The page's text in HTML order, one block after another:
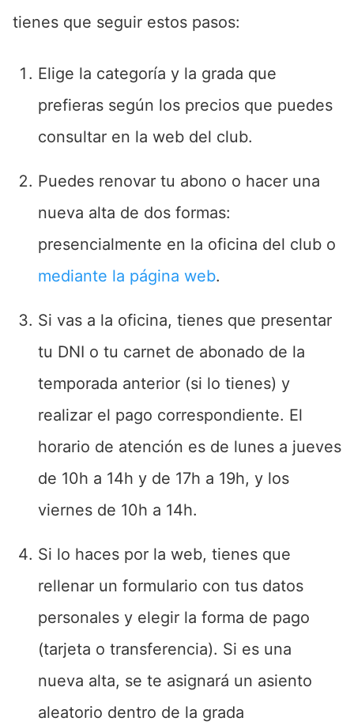
tienes que seguir estos pasos:
Elige la categoría y la grada que
prefieras según los precios que puedes
consultar en la web del club.
Puedes renovar tu abono o hacer una
nueva alta de dos formas:
presencialmente en la oficina del club o
mediante la página web.
Si vas a la oficina, tienes que presentar
tu DNI o tu carnet de abonado de la
temporada anterior (si lo tienes) y
realizar el pago correspondiente. El
horario de atención es de lunes a jueves
de 10h a 14h y de 17h a 19h, y los
viernes de 10h a 14h.
Si lo haces por la web, tienes que
rellenar un formulario con tus datos
personales y elegir la forma de pago
(tarjeta o transferencia). Si es una
nueva alta, se te asignará un asiento
aleatorio dentro de la grada